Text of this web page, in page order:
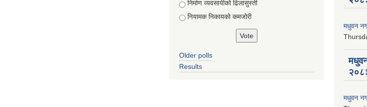
Choices
निर्माण व्यवसायीको ढिलासुस्ती
नियामक निकायको कमजोरी
Older polls
Results
मधुवन
मधुवन